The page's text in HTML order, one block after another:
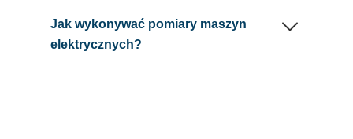
Jak wykonywać pomiary maszyn
elektrycznych?